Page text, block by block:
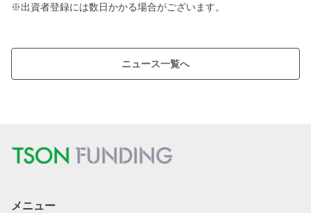
※出資者登録には数日かかる場合がございます。
ニュース一覧へ
メニュー